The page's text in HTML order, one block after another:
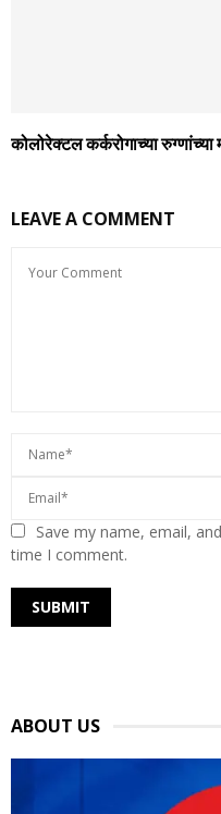
कोलोरेक्टल कर्करोगाच्या
LEAVE A COMMENT
Save my name, email,
time I comment.
ABOUT US